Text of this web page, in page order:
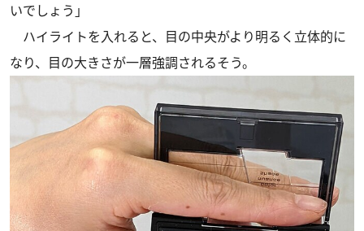
いでしょう」
ハイライトを入れると、目の中央がより明るく立体的に
なり、目の大きさが一層強調されるそう。